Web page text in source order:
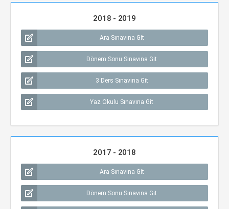
2018 - 2019
Ara Sınavına Git
Dönem Sonu Sınavına Git
3 Ders Sınavına Git
Yaz Okulu Sınavına Git
2017 - 2018
Ara Sınavına Git
Dönem Sonu Sınavına Git